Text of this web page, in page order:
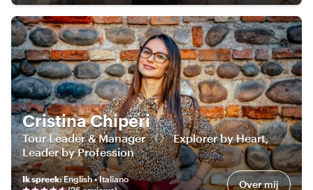
Cristina Chiperi
Tour Leader & Manager 《》 Explorer by Heart,
Leader by Profession
Ik spreek:English • Italiano
Over mij